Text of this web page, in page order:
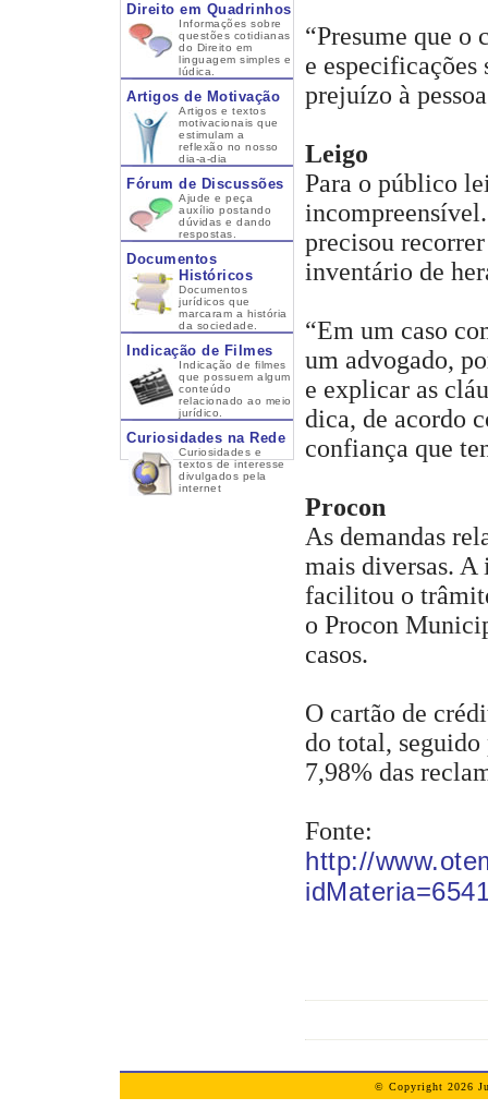
Direito em Quadrinhos
Informações sobre
questões cotidianas
do Direito em
linguagem simples e
lúdica.
Artigos de Motivação
Artigos e textos
motivacionais que
estimulam a
reflexão no nosso
dia-a-dia
Fórum de Discussões
Ajude e peça
auxílio postando
dúvidas e dando
respostas.
Documentos
Históricos
Documentos
jurídicos que
marcaram a história
da sociedade.
Indicação de Filmes
Indicação de filmes
que possuem algum
conteúdo
relacionado ao meio
jurídico.
Curiosidades na Rede
Curiosidades e
textos de interesse
divulgados pela
internet
“Presume que o
e especificações
prejuízo à
Leigo
Para o público
precisou
inventário de
“Em um caso
um advogado,
e explicar as
dica, de acordo
confiança que
Procon
As demandas
mais diversas. A
facilitou o
o Procon
casos.
O cartão de
do total, seguido
7,98% das
Fonte:
http://
© Copyright 2026